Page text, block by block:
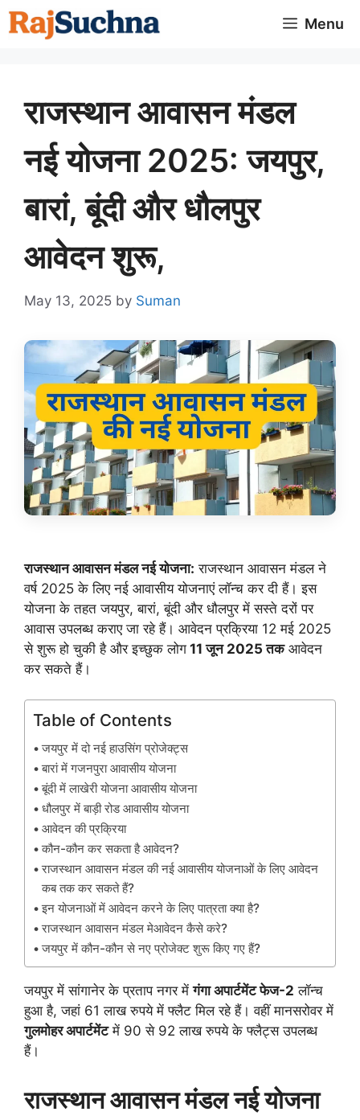
Skip
to
Menu
राजस्थान आवासन मंडल
नई योजना 2025: जयपुर,
बारां, बूंदी और धौलपुर
आवेदन शुरू,
May 13, 2025 by Suman
राजस्थान आवासन मंडल नई योजना: राजस्थान आवासन मंडल ने
वर्ष 2025 के लिए नई आवासीय योजनाएं लॉन्च कर दी हैं। इस
योजना के तहत जयपुर, बारां, बूंदी और धौलपुर में सस्ते दरों पर
आवास उपलब्ध कराए जा रहे हैं। आवेदन प्रक्रिया 12 मई 2025
से शुरू हो चुकी है और इच्छुक लोग 11 जून 2025 तकआवेदन
कर सकते हैं।
Table of Contents
जयपुर में दो नई हाउसिंग प्रोजेक्ट्स
बारां में गजनपुरा आवासीय योजना
बूंदी में लाखेरी योजना आवासीय योजना
धौलपुर में बाड़ी रोड आवासीय योजना
आवेदन की प्रक्रिया
कौन-कौन कर सकता है आवेदन?
राजस्थान आवासन मंडल की नई आवासीय योजनाओं के लिए आवेदन
कब तक कर सकते हैं?
इन योजनाओं में आवेदन करने के लिए पात्रता क्या है?
राजस्थान आवासन मंडल मेआवेदन कैसे करे?
जयपुर में कौन-कौन से नए प्रोजेक्ट शुरू किए गए हैं?
जयपुर में सांगानेर के प्रताप नगर मेंगंगा अपार्टमेंट फेज-2 लॉन्च
हुआ है, जहां 61 लाख रुपये में फ्लैट मिल रहे हैं। वहीं मानसरोवर में
गुलमोहर अपार्टमेंटमें 90 से 92 लाख रुपये के फ्लैट्स उपलब्ध
हैं।
राजस्थान आवासन मंडल नई योजना